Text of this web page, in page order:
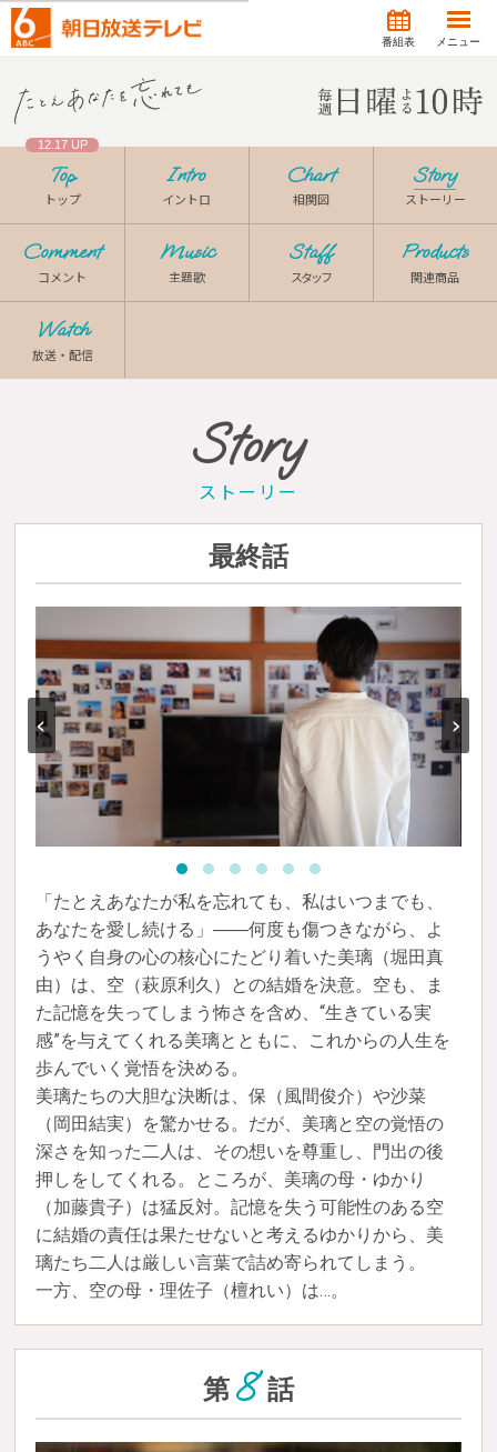
番組表 メニュー
Top
トップ
12.17 UP
Intro
イントロ
Chart
相関図
Story
ストーリー
Comment
コメント
Music
主題歌
Staff
スタッフ
Products
関連商品
Watch
放送・配信
Story
ストーリー
最終話
‹ ›
「たとえあなたが私を忘れても、私はいつまでも、
あなたを愛し続ける」――何度も傷つきながら、よ
うやく自身の心の核心にたどり着いた美璃（堀田真
由）は、空（萩原利久）との結婚を決意。空も、ま
た記憶を失ってしまう怖さを含め、“生きている実
感”を与えてくれる美璃とともに、これからの人生を
歩んでいく覚悟を決める。
美璃たちの大胆な決断は、保（風間俊介）や沙菜
（岡田結実）を驚かせる。だが、美璃と空の覚悟の
深さを知った二人は、その想いを尊重し、門出の後
押しをしてくれる。ところが、美璃の母・ゆかり
（加藤貴子）は猛反対。記憶を失う可能性のある空
に結婚の責任は果たせないと考えるゆかりから、美
璃たち二人は厳しい言葉で詰め寄られてしまう。
一方、空の母・理佐子（檀れい）は…。
第 8 話